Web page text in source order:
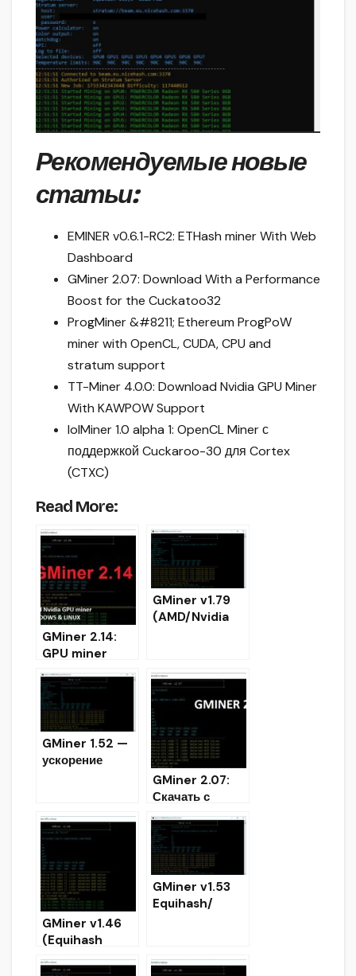
Рекомендуемые новые
статьи:
EMINER v0.6.1-RC2: ETHash miner With Web
Dashboard
GMiner 2.07: Download With a Performance
Boost for the Cuckatoo32
ProgMiner &#8211; Ethereum ProgPoW
miner with OpenCL, CUDA, CPU and
stratum support
TT-Miner 4.0.0: Download Nvidia GPU Miner
With KAWPOW Support
lolMiner 1.0 alpha 1: OpenCL Miner с
поддержкой Cuckaroo-30 для Cortex
(CTXC)
Read More:
GMiner 2.14:
GPU miner
Equihash/Cuck
ooCycle/Ethas
h/ProgPoW/KA
WPOW
GMiner v1.79
(AMD/Nvidia
h/Eaglesong)
GMiner 1.52 —
ускорение
GMiner 2.07:
Скачать с
повышением
производитель
ности для
Cuckatoo32
GMiner v1.46
(Equihash
125,4 and
GMiner v1.53
Equihash/